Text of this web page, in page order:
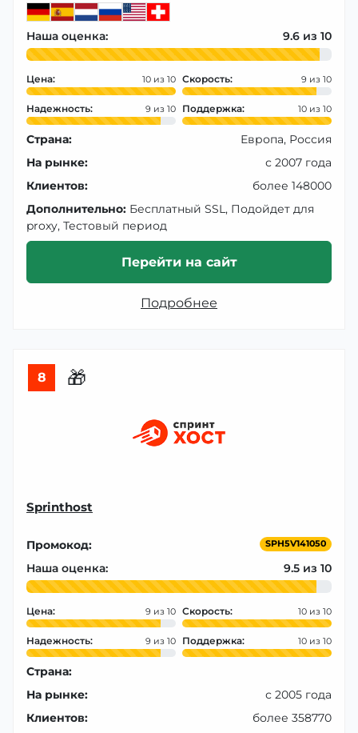
Наша оценка: 9.6
Цена: 10 Скорость: 9
Надежность: 9 Поддержка: 10
Страна:
Европа, Россия
На рынке:
с 2007 года
Клиентов:
более 148000
Дополнительно: Бесплатный SSL, Подойдет для
proxy, Тестовый период
Перейти на сайт
Подробнее
8 🎁
Sprinthost
Промокод: SPH5V141050
Наша оценка: 9.5
Цена: 9 Скорость: 10
Надежность: 9 Поддержка: 10
Страна:
На рынке:
с 2005 года
Клиентов:
более 358770